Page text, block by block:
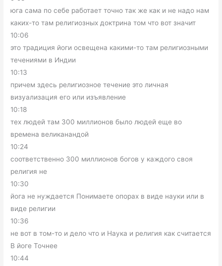
юга сама по себе работает точно так же как и не надо нам
каких-то там религиозных доктрина том что вот значит
10:06
это традиция йоги освещена какими-то там религиозными
течениями в Индии
10:13
причем здесь религиозное течение это личная
визуализация его или изъявление
10:18
тех людей там 300 миллионов было людей еще во
времена великанандой
10:24
соответственно 300 миллионов богов у каждого своя
религия не
10:30
йога не нуждается Понимаете опорах в виде науки или в
виде религии
10:36
не вот в том-то и дело что и Наука и религия как считается
В йоге Точнее
10:44